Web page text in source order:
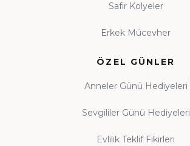
Safir Kolyeler
Erkek Mücevher
ÖZEL GÜNLER
Anneler Günü Hediyeleri
Sevgililer Günü Hediyeleri
Evlilik Teklif Fikirleri